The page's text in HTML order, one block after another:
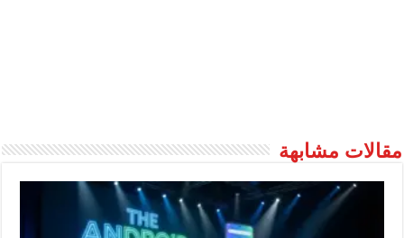
مقالات مشابهة